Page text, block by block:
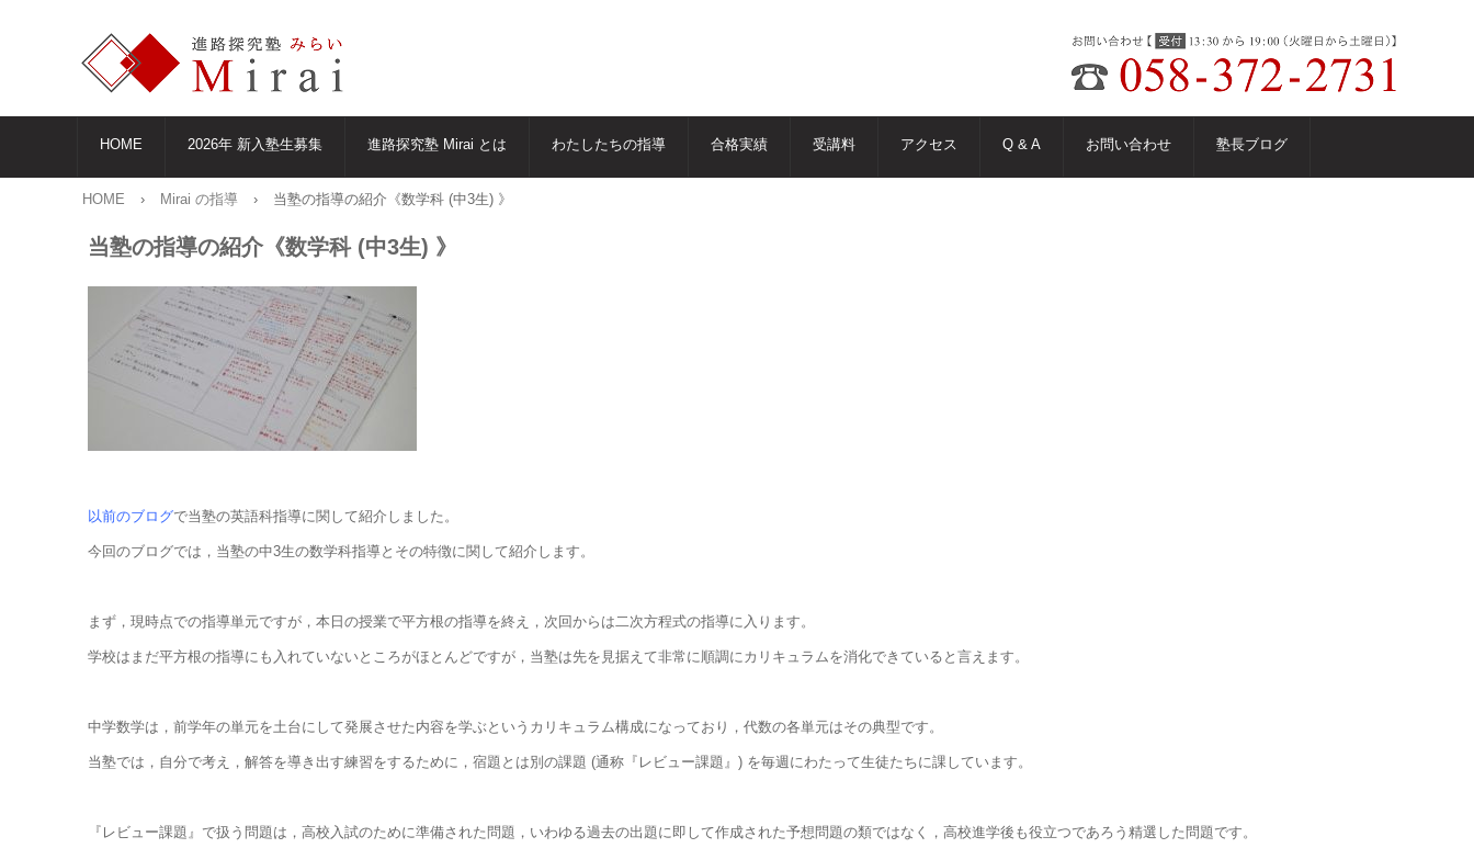
HOME 2026年 新入塾生募集 進路探究塾 Mirai とは わたしたちの指導 合格実績 受講料 アクセス Q & A お問い合わせ 塾長ブログ
HOME › Mirai の指導 › 当塾の指導の紹介《数学科 (中3生) 》
当塾の指導の紹介《数学科 (中3生) 》
以前のブログで当塾の英語科指導に関して紹介しました。
今回のブログでは，当塾の中3生の数学科指導とその特徴に関して紹介します。
まず，現時点での指導単元ですが，本日の授業で平方根の指導を終え，次回からは二次方程式の指導に入ります。
学校はまだ平方根の指導にも入れていないところがほとんどですが，当塾は先を見据えて非常に順調にカリキュラムを消化できていると言えます。
中学数学は，前学年の単元を土台にして発展させた内容を学ぶというカリキュラム構成になっており，代数の各単元はその典型です。
当塾では，自分で考え，解答を導き出す練習をするために，宿題とは別の課題 (通称『レビュー課題』) を毎週にわたって生徒たちに課しています。
『レビュー課題』で扱う問題は，高校入試のために準備された問題，いわゆる過去の出題に即して作成された予想問題の類ではなく，高校進学後も役立つであろう精選した問題です。